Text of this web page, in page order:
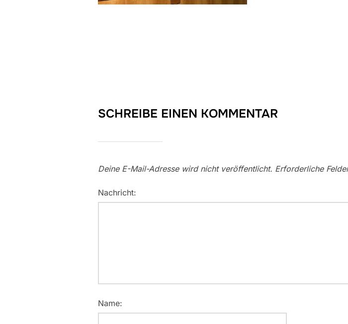
SCHREIBE EINEN KOMMENTAR
Deine E-Mail-Adresse wird nicht veröffentlicht. Erforderliche
Nachricht:
Name: